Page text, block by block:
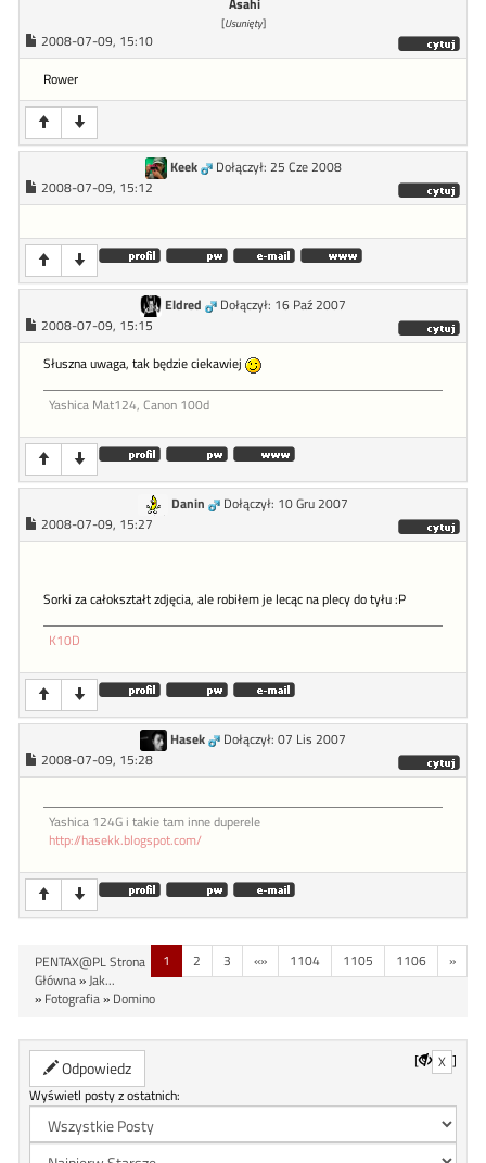
Asahi
[Usunięty]
2008-07-09, 15:10
Rower
Keek
Dołączył: 25 Cze 2008
2008-07-09, 15:12
Eldred
Dołączył: 16 Paź 2007
2008-07-09, 15:15
Słuszna uwaga, tak będzie ciekawiej
Yashica Mat124, Canon 100d
Danin
Dołączył: 10 Gru 2007
2008-07-09, 15:27
Sorki za całokształt zdjęcia, ale robiłem je lecąc na plecy do tyłu :P
K10D
Hasek
Dołączył: 07 Lis 2007
2008-07-09, 15:28
Yashica 124G i takie tam inne duperele
http://hasekk.blogspot.com/
1 2 3 «» 1104 1105 1106 »
PENTAX@PL Strona
Główna»Jak...
» Fotografia» Domino
Odpowiedz [ X ]
Wyświetl posty z ostatnich: